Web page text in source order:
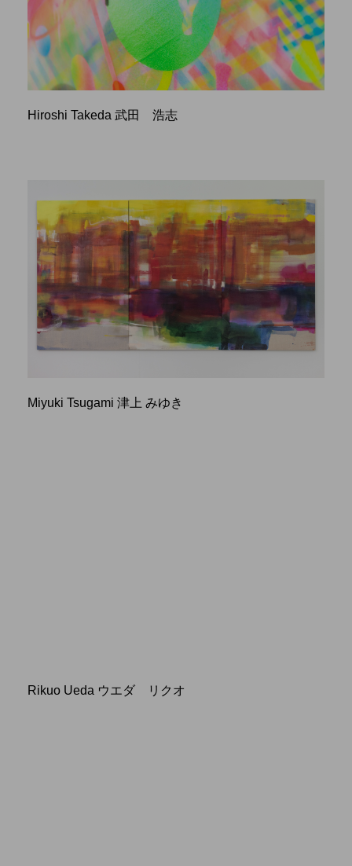
Hiroshi Takeda 武田 浩志
Miyuki Tsugami 津上 みゆき
Rikuo Ueda ウエダ リクオ